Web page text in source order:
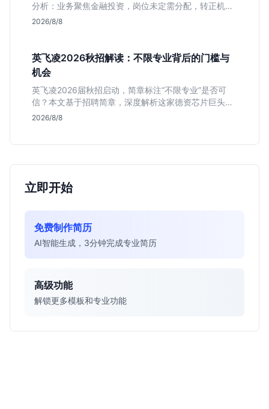
分析：业务聚焦金融投资，岗位未定需分配，转正机会
不明确。适合急需上海高含金量实习证明、想接触真实
2026/8/8
英飞凌2026秋招解读：不限专业背后的门槛与
机会
英飞凌2026届秋招启动，简章标注“不限专业”是否可
信？本文基于招聘简章，深度解析这家德资芯片巨头的
行业地位、校招真实门槛及投递策略，助你判断是否值
2026/8/8
立即开始
免费制作简历
AI智能生成，3分钟完成专业简历
高级功能
解锁更多模板和专业功能